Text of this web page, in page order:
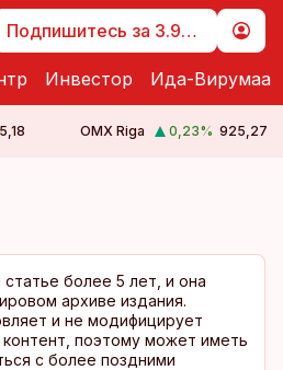
Подпишитесь за 3.99 €
Инвестор Ида-Вирумаа
OMX Riga 0,23% 925,27
статье более 5 лет, и она
архиве издания.
и не модифицирует
поэтому может иметь
с более поздними